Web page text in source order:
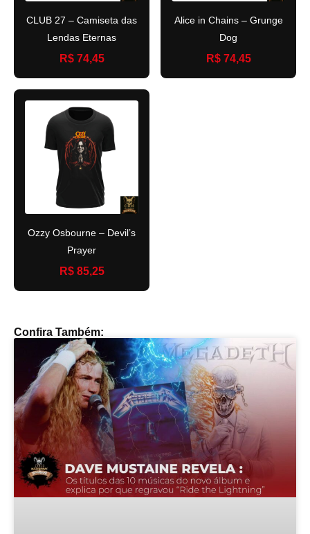
CLUB 27 – Camiseta das
Lendas Eternas
R$ 74,45
Alice in Chains – Grunge
Dog
R$ 74,45
Ozzy Osbourne – Devil’s
Prayer
R$ 85,25
Confira Também: